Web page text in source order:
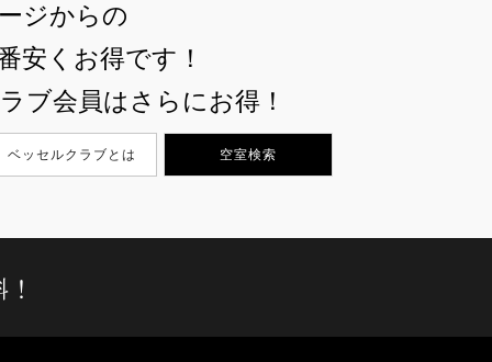
ジからの
安くお得です！
ブ会員はさらにお得！
ベッセルクラブとは 空室検索